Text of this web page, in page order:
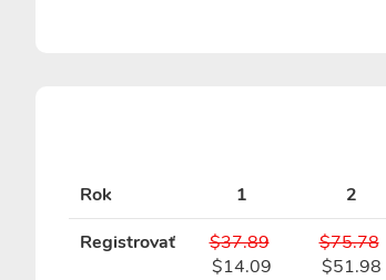
Rok 1 2
Registrovať
$37.89
$14.09
$75.78
$51.98